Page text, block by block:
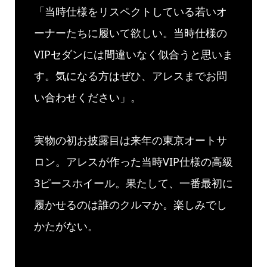
「当時仕様をリスペクトしている若いオ
ーナーたちに履いて欲しい。当時仕様の
VIPセダンには間違いなく似合うと思いま
す。気になる方はぜひ、アレスまでお問
い合わせください」。
実物の初お披露目は来年の東京オートサ
ロン。アレスが作った当時VIP仕様の高級
3ピースホイール。果たして、一番最初に
履かせるのは誰のクルマか。楽しみでし
かたがない。